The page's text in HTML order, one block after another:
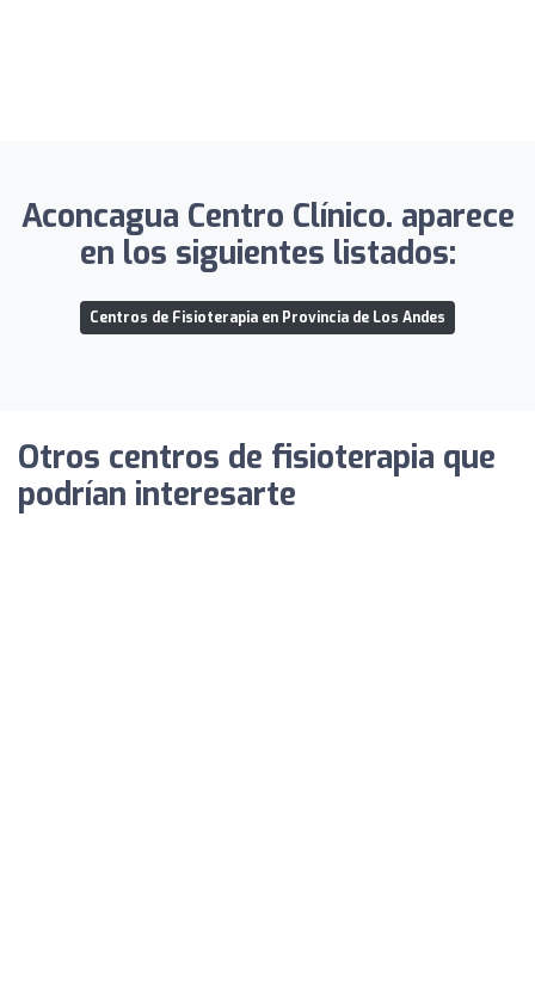
Aconcagua Centro Clínico. aparece
en los siguientes listados:
Centros de Fisioterapia en Provincia de Los Andes
Otros centros de fisioterapia que
podrían interesarte